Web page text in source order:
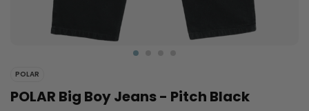
POLAR
POLAR Big Boy Jeans - Pitch Black